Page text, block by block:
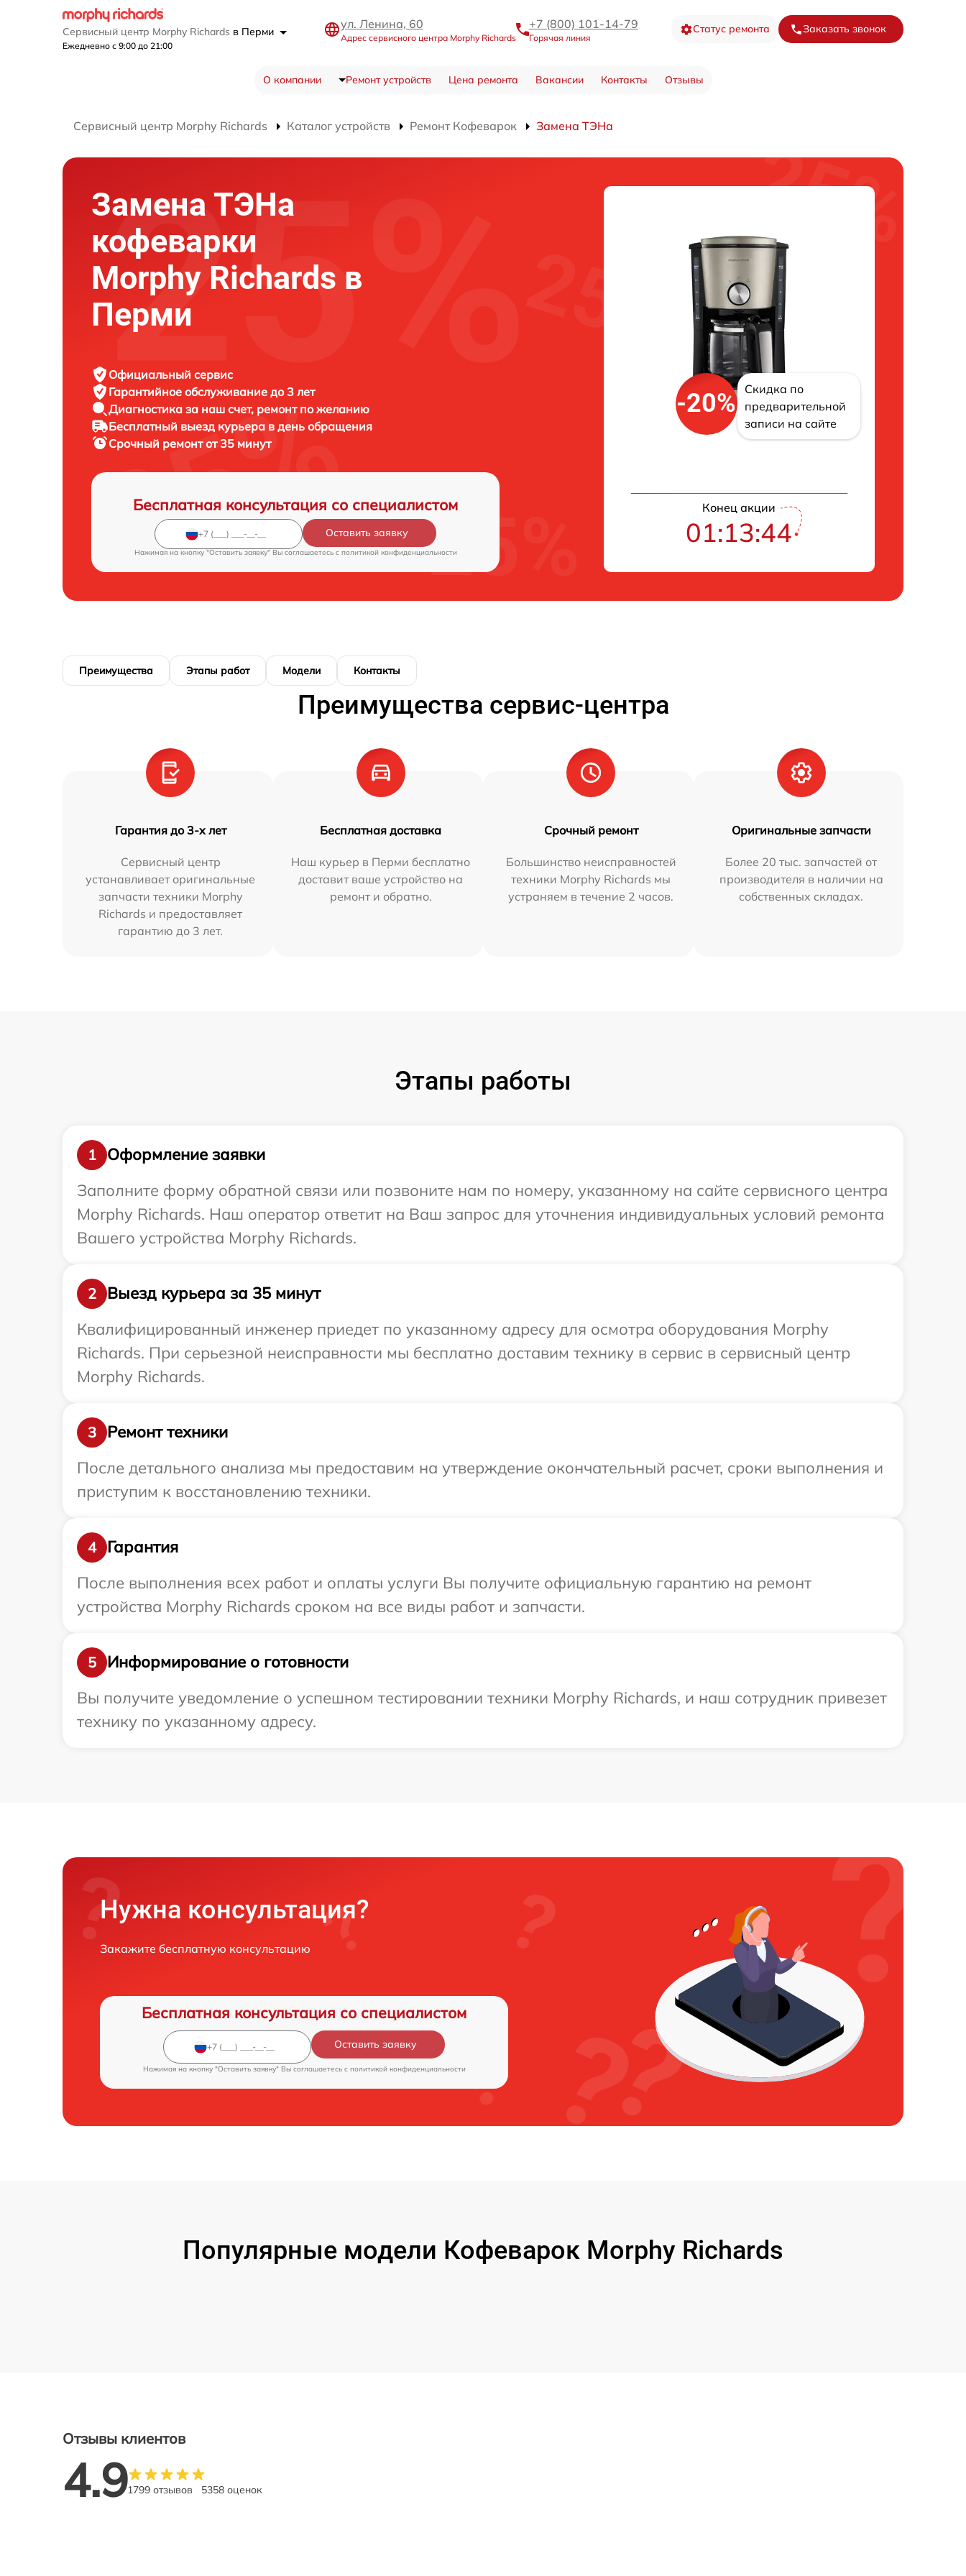
Сервисный центр Morphy Richards в Перми
Ежедневно с 9:00 до 21:00
ул. Ленина, 60
Адрес сервисного центра Morphy Richards
+7 (800) 101-14-79
Горячая линия
Статус ремонта Заказать звонок
О компании Ремонт устройств Цена ремонта Вакансии Контакты Отзывы
Сервисный центр Morphy Richards Каталог устройств Ремонт Кофеварок Замена ТЭНа
Замена ТЭНа
кофеварки
Morphy Richards в
Перми
Официальный сервис
Гарантийное обслуживание до 3 лет
Диагностика за наш счет, ремонт по желанию
Бесплатный выезд курьера в день обращения
Срочный ремонтот 35 минут
Бесплатная консультация со специалистом
Оставить заявку
Нажимая на кнопку "Оставить заявку" Вы соглашаетесь c политикой конфиденциальности
-20%
Скидка по
предварительной
записи на сайте
Конец акции
01:13:43
Преимущества Этапы работ Модели Контакты
Преимущества сервис-центра
Гарантия до 3-х лет
Сервисный центр
устанавливает оригинальные
запчасти техники Morphy
Richards и предоставляет
гарантию до 3 лет.
Бесплатная доставка
Наш курьер в Перми бесплатно
доставит ваше устройство на
ремонт и обратно.
Срочный ремонт
Большинство неисправностей
техники Morphy Richards мы
устраняем в течение 2 часов.
Оригинальные запчасти
Более 20 тыс. запчастей от
производителя в наличии на
собственных складах.
Этапы работы
1
Оформление заявки
Заполните форму обратной связи или позвоните нам по номеру, указанному на сайте сервисного центра
Morphy Richards. Наш оператор ответит на Ваш запрос для уточнения индивидуальных условий ремонта
Вашего устройства Morphy Richards.
2
Выезд курьера за 35 минут
Квалифицированный инженер приедет по указанному адресу для осмотра оборудования Morphy
Richards. При серьезной неисправности мы бесплатно доставим технику в сервис в сервисный центр
Morphy Richards.
3
Ремонт техники
После детального анализа мы предоставим на утверждение окончательный расчет, сроки выполнения и
приступим к восстановлению техники.
4
Гарантия
После выполнения всех работ и оплаты услуги Вы получите официальную гарантию на ремонт
устройства Morphy Richards сроком на все виды работ и запчасти.
5
Информирование о готовности
Вы получите уведомление о успешном тестировании техники Morphy Richards, и наш сотрудник привезет
технику по указанному адресу.
Нужна консультация?
Закажите бесплатную консультацию
Бесплатная консультация со специалистом
Оставить заявку
Нажимая на кнопку "Оставить заявку" Вы соглашаетесь c политикой конфиденциальности
Популярные модели Кофеварок Morphy Richards
Отзывы клиентов
4.91799 отзывов 5358 оценок